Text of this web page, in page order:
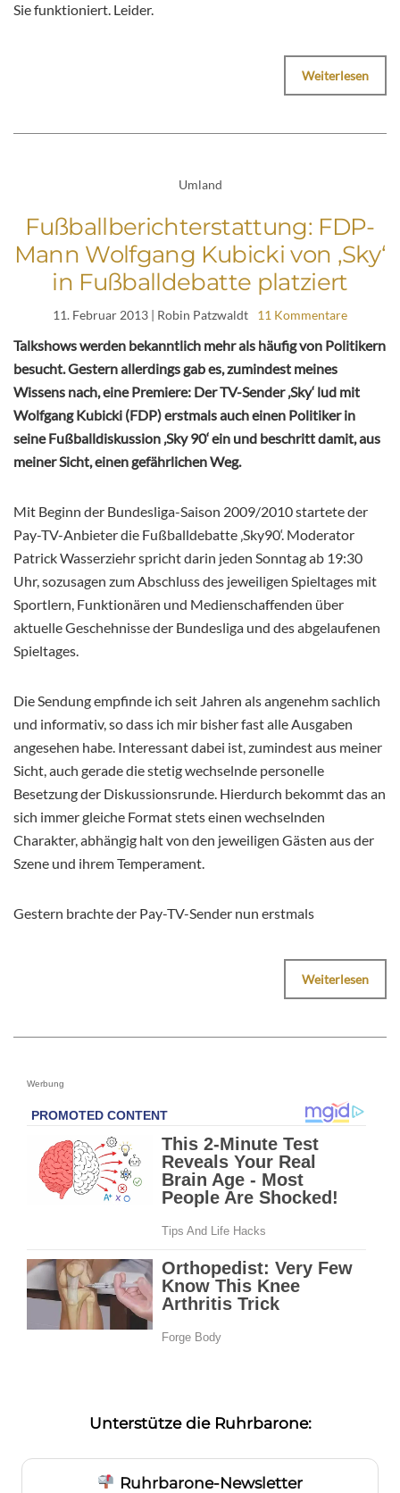
Sie funktioniert. Leider.
Weiterlesen
Umland
Fußballberichterstattung: FDP-
Mann Wolfgang Kubicki von ‚Sky‘
in Fußballdebatte platziert
11. Februar 2013 | Robin Patzwaldt 11 Kommentare
Talkshows werden bekanntlich mehr als häufig von Politikern
besucht. Gestern allerdings gab es, zumindest meines
Wissens nach, eine Premiere: Der TV-Sender ‚Sky‘ lud mit
Wolfgang Kubicki (FDP) erstmals auch einen Politiker in
seine Fußballdiskussion ‚Sky 90‘ ein und beschritt damit, aus
meiner Sicht, einen gefährlichen Weg.
Mit Beginn der Bundesliga-Saison 2009/2010 startete der
Pay-TV-Anbieter die Fußballdebatte ‚Sky90‘. Moderator
Patrick Wasserziehr spricht darin jeden Sonntag ab 19:30
Uhr, sozusagen zum Abschluss des jeweiligen Spieltages mit
Sportlern, Funktionären und Medienschaffenden über
aktuelle Geschehnisse der Bundesliga und des abgelaufenen
Spieltages.
Die Sendung empfinde ich seit Jahren als angenehm sachlich
und informativ, so dass ich mir bisher fast alle Ausgaben
angesehen habe. Interessant dabei ist, zumindest aus meiner
Sicht, auch gerade die stetig wechselnde personelle
Besetzung der Diskussionsrunde. Hierdurch bekommt das an
sich immer gleiche Format stets einen wechselnden
Charakter, abhängig halt von den jeweiligen Gästen aus der
Szene und ihrem Temperament.
Gestern brachte der Pay-TV-Sender nun erstmals
Weiterlesen
Werbung
Unterstütze die Ruhrbarone:
Ruhrbarone-Newsletter